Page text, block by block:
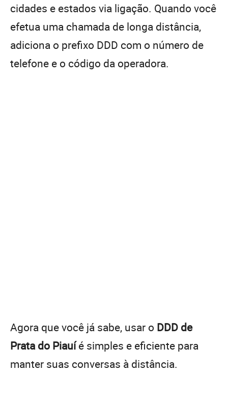
cidades e estados via ligação. Quando você
efetua uma chamada de longa distância,
adiciona o prefixo DDD com o número de
telefone e o código da operadora.
Agora que você já sabe, usar o DDD de
Prata do Piauíé simples e eficiente para
manter suas conversas à distância.